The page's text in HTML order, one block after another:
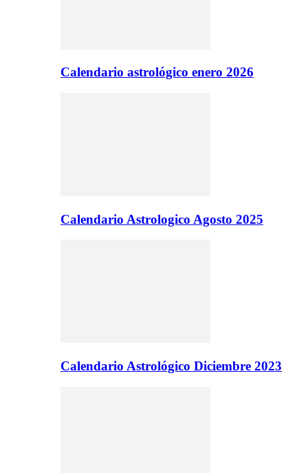
Calendario astrológico enero 2026
Calendario Astrologico Agosto 2025
Calendario Astrológico Diciembre 2023